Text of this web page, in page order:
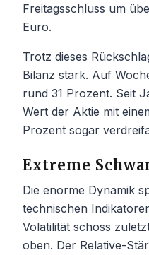
Freitagsschluss um
Euro.
Trotz dieses
Bilanz stark. Auf
rund 31 Prozent. Seit
Wert der Aktie mit
Prozent sogar
Extreme
Die enorme Dynamik
technischen
Volatilität schoss
oben. Der Relative-